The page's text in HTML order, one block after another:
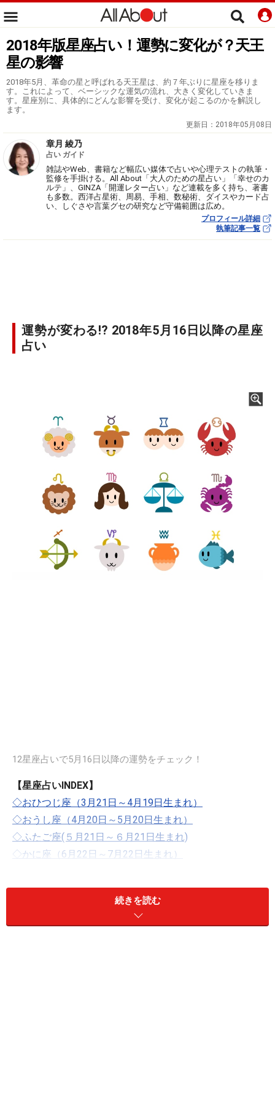
2018年版星座占い！運勢に変化が？天王
星の影響
2018年5月、革命の星と呼ばれる天王星は、約７年ぶりに星座を移りま
す。これによって、ベーシックな運気の流れ、大きく変化していきま
す。星座別に、具体的にどんな影響を受け、変化が起こるのかを解説し
ます。
更新日： 2018年05月08日
章月 綾乃
占い ガイド
雑誌やWeb、書籍など幅広い媒体で占いや心理テストの執筆・
監修を手掛ける。All About「大人のための星占い」「幸せのカ
ルテ」、GINZA「開運レター占い」など連載を多く持ち、著書
も多数。西洋占星術、周易、手相、数秘術、ダイスやカード占
い、しぐさや言葉グセの研究など守備範囲は広め。
プロフィール詳細
執筆記事一覧
運勢が変わる!? 2018年5月16日以降の星座
占い
12星座占いで5月16日以降の運勢をチェック！
【星座占いINDEX】
◇おひつじ座（3月21日～4月19日生まれ）
◇おうし座（4月20日～5月20日生まれ）
◇ふたご座(５月21日～６月21日生まれ)
◇かに座（6月22日～7月22日生まれ）
◇おとめ座（8月23日～9月22日生まれ）
◇てんびん座（９月23日～10月23日生まれ）
◇さそり座（10月24日～11月22日生まれ）
続きを読む